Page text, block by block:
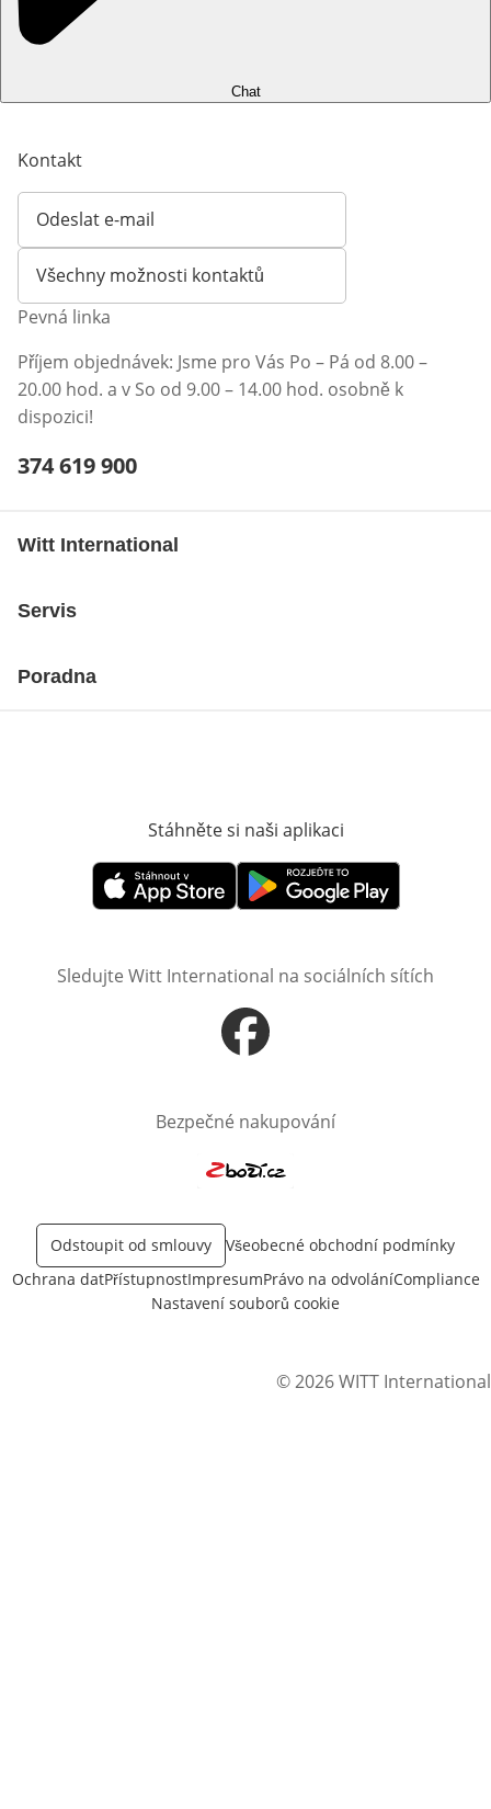
Chat
Kontakt
Odeslat e-mail
Otevírá e-mailového klienta
Všechny možnosti kontaktů
Pevná linka
Příjem objednávek: Jsme pro Vás Po – Pá od 8.00 –
20.00 hod. a v So od 9.00 – 14.00 hod. osobně k
dispozici!
Telefonní číslo:
374 619 900
Witt International
Servis
Poradna
Stáhněte si naši aplikaci
Otevře v novém okněOtevře v novém okně
Sledujte Witt International na sociálních sítích
Otevře v novém okně
Bezpečné nakupování
Odstoupit od smlouvy
Všeobecné obchodní podmínky
Ochrana datPřístupnostImpresumPrávo na odvoláníCompliance
Nastavení souborů cookie
© 2026 WITT International